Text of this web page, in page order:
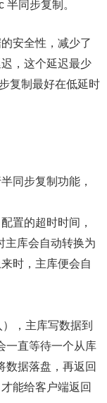
同步复制。
安全性，减少了
，这个延迟最少
复制最好在低延时
同步复制功能，
置的超时时间，
主库会自动转换为
时，主库便会自
，主库写数据到
一直等待一个从库
数据落盘，再返回
能给客户端返回